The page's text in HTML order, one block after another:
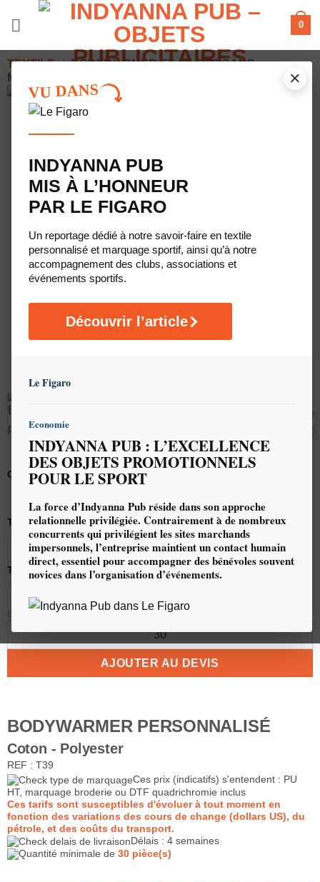
0
×
VU DANS
INDYANNA PUB
MIS À L’HONNEUR
PAR LE FIGARO
Un reportage dédié à notre savoir-faire en textile
personnalisé et marquage sportif, ainsi qu’à notre
accompagnement des clubs, associations et
événements sportifs.
Découvrir l’article
Le Figaro
Economie
INDYANNA PUB : L’EXCELLENCE
DES OBJETS PROMOTIONNELS
POUR LE SPORT
La force d’Indyanna Pub réside dans son approche
relationnelle privilégiée. Contrairement à de nombreux
concurrents qui privilégient les sites marchands
impersonnels, l’entreprise maintient un contact humain
direct, essentiel pour accompagner des bénévoles souvent
novices dans l’organisation d’événements.
TEXTILE / BODYWARMER ET GILETS SANS
MANCHES
Coloris du produit
Taille
M L XL XXL XXXL
Type de marquage
Broderie
EFFACER
AJOUTER AU DEVIS
BODYWARMER PERSONNALISÉ
Coton - Polyester
REF : T39
Ces prix (indicatifs) s'entendent : PU
HT, marquage broderie ou DTF quadrichromie inclus
Ces tarifs sont susceptibles d'évoluer à tout moment en
fonction des variations des cours de change (dollars US), du
pétrole, et des coûts du transport.
Délais : 4 semaines
Quantité minimale de 30 pièce(s)